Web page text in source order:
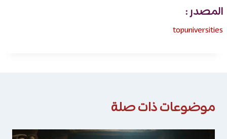
المصدر :
topuniversities
موضوعات ذات صلة